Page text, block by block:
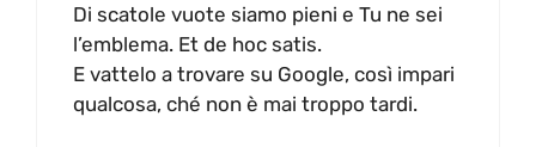
Di scatole vuote siamo pieni e Tu ne sei
l’emblema. Et de hoc satis.
E vattelo a trovare su Google, così impari
qualcosa, ché non è mai troppo tardi.